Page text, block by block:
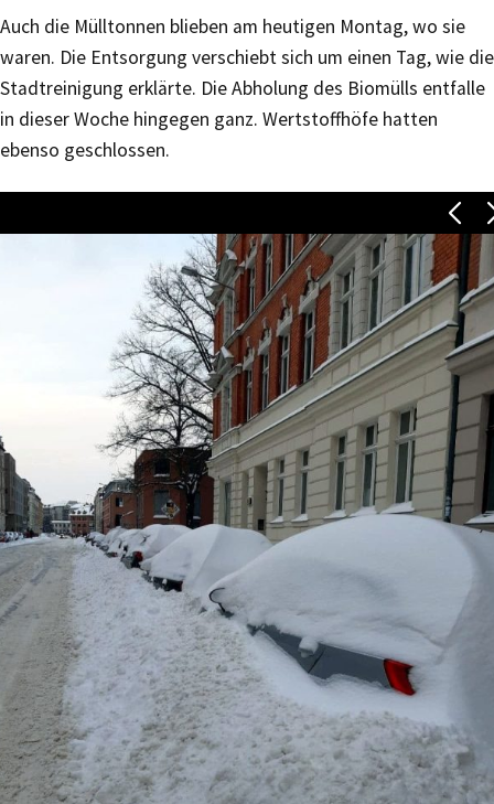
Auch die Mülltonnen blieben am heutigen Montag, wo sie
waren. Die Entsorgung verschiebt sich um einen Tag, wie die
Stadtreinigung erklärte. Die Abholung des Biomülls entfalle
in dieser Woche hingegen ganz. Wertstoffhöfe hatten
ebenso geschlossen.